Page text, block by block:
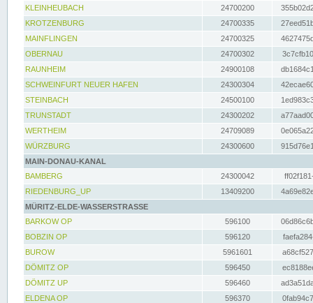
KLEINHEUBACH 24700200
KROTZENBURG
24700335
MAINFLINGEN
24700325
OBERNAU
24700302
RAUNHEIM
24900108
SCHWEINFURT NEUER HAFEN
24300304
STEINBACH
24500100
TRUNSTADT
24300202
WERTHEIM
24709089
WÜRZBURG
24300600
MAIN-DONAU-KANAL
BAMBERG
24300042
RIEDENBURG_UP
13409200
MÜRITZ-ELDE-WASSERSTRASSE
BARKOW OP
596100
BOBZIN OP
596120
BUROW
5961601
DÖMITZ OP
596450
DÖMITZ UP
596460
ELDENA OP
596370